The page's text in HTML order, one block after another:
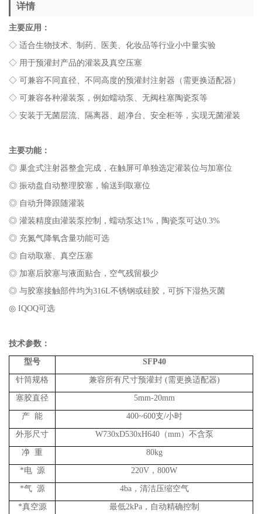
详情
主要应用：
◇ 适合生物技术、制药、医美、化妆品等行业小中量实验
◇ 用于预灌封产品的灌装及真空压塞
◇ 可兼容不同直径、不同高度的预灌封注射器（需更换适配器）
◇ 可兼容各种灌装泵，例如蠕动泵、无阀柱塞陶瓷泵等
◇ 安装于无菌层流、隔离器、超净台、安全柜等，实现无菌灌装
主要功能：
◎ 巢盒式注射器整盒完成，在触屏可单独选定灌装位与加塞位
◎ 振动盘自动整理胶塞，输送到取塞位
◎ 自动升降跟随灌装
◎ 灌装精度由灌装泵控制，蠕动泵达1% ，陶瓷泵可达0.3%
◎ 充氮气降氧含量功能可选
◎ 自动取塞、真空压塞
◎ 加塞后胶塞与液面贴合，空气残留极少
◎ 与胶塞接触部件均为316L不锈钢或硅胶，可拆下湿热灭菌
◎ IQOQ可选
技术参数：
型号 SFP40
针筒规格 兼容所有尺寸预灌封 (需更换适配器)
塞胶直径 5mm-20mm
产 能 400~600支/小时
外形尺寸 W730xD530xH640（mm）不含泵
净 重 80kg
*电 源 220V，800W
*气 源 4ba， 清洁压缩空气
*真空源 最低2kPa，自动精确控制